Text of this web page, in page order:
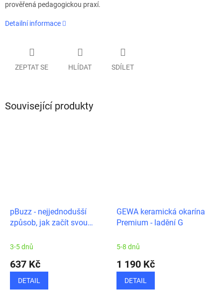
prověřená pedagogickou praxí.
Detailní informace
ZEPTAT SE HLÍDAT SDÍLET
Související produkty
pBuzz - nejjednodušší
způsob, jak začít svou
3-5 dnů
637 Kč
DETAIL
GEWA keramická okarína
Premium - ladění G
5-8 dnů
1 190 Kč
DETAIL